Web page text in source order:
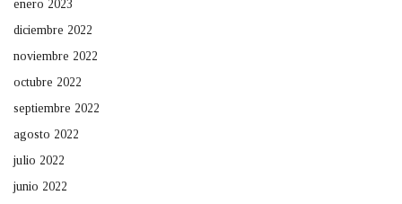
enero 2023
diciembre 2022
noviembre 2022
octubre 2022
septiembre 2022
agosto 2022
julio 2022
junio 2022